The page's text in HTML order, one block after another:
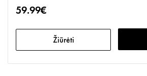
59.99€
Žiūrėti